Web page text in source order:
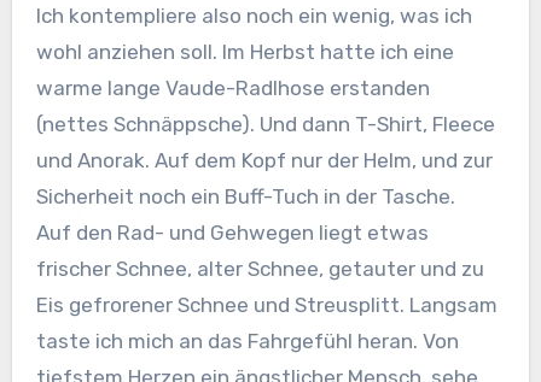
Ich kontempliere also noch ein wenig, was ich
wohl anziehen soll. Im Herbst hatte ich eine
warme lange Vaude-Radlhose erstanden
(nettes Schnäppsche). Und dann T-Shirt, Fleece
und Anorak. Auf dem Kopf nur der Helm, und zur
Sicherheit noch ein Buff-Tuch in der Tasche.
Auf den Rad- und Gehwegen liegt etwas
frischer Schnee, alter Schnee, getauter und zu
Eis gefrorener Schnee und Streusplitt. Langsam
taste ich mich an das Fahrgefühl heran. Von